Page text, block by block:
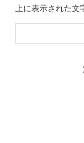
上に表示された文